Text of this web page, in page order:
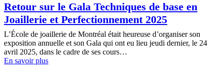
Retour sur le Gala Techniques de base en
Joaillerie et Perfectionnement 2025
L’École de joaillerie de Montréal était heureuse d’organiser son
exposition annuelle et son Gala qui ont eu lieu jeudi dernier, le 24
avril 2025, dans le cadre de ses cours…
En savoir plus